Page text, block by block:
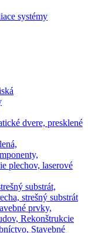
systémy
dvere, presklené
plechov, laserové
substrát,
strešný substrát
prvky,
Rekonštrukcie
Stavebné